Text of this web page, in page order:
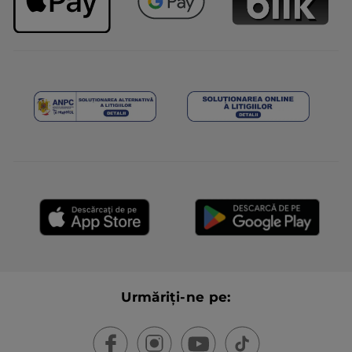
Urmăriți-ne pe: